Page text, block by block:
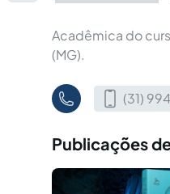
Acadêmica do
(MG).
(31)
Publicações